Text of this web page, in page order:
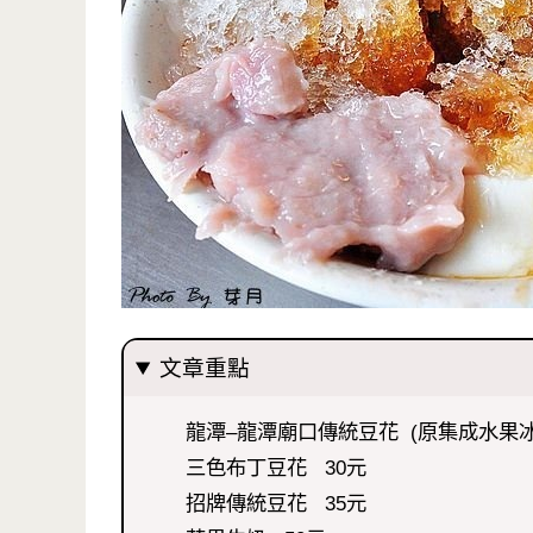
文章重點
龍潭–龍潭廟口傳統豆花 (原集成水果
三色布丁豆花 30元
招牌傳統豆花 35元